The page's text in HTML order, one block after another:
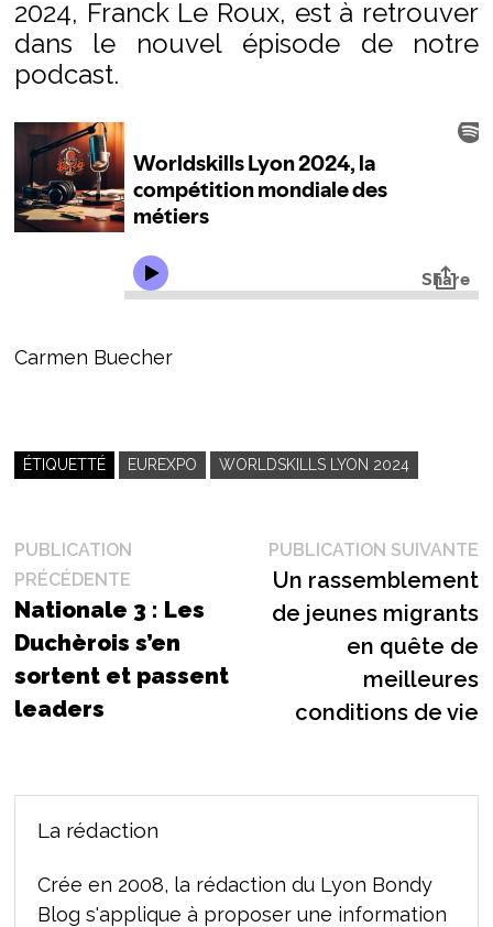
2024, Franck Le Roux, est à retrouver
dans le nouvel épisode de notre
podcast.
Carmen Buecher
ÉTIQUETTÉ EUREXPO WORLDSKILLS LYON 2024
Navigation
de
l’article
PUBLICATION
PRÉCÉDENTEPublication
précédente :
Nationale 3 : Les
Duchèrois s’en
sortent et passent
leaders
PUBLICATION SUIVANTE
Un rassemblement
de jeunes migrants
en quête de
meilleures
conditions de vie
La rédaction
Crée en 2008, la rédaction du Lyon Bondy
Blog s'applique à proposer une information